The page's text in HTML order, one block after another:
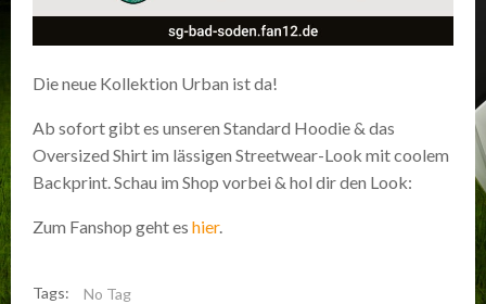
Die neue Kollektion Urban ist da!
Ab sofort gibt es unseren Standard Hoodie & das
Oversized Shirt im lässigen Streetwear-Look mit coolem
Backprint. Schau im Shop vorbei & hol dir den Look:
Zum Fanshop geht es hier.
Tags: No Tag